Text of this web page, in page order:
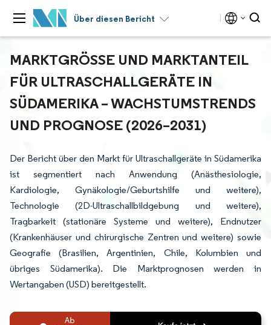
Über diesen Bericht
MARKTGRÖSSE UND MARKTANTEIL F
ÜR ULTRASCHALLGERÄTE IN S
ÜDAMERIKA – WACHSTUMSTRENDS U
ND PROGNOSE (2026–2031)
Der Bericht über den Markt für Ultraschallgeräte in Südamerika
ist segmentiert nach Anwendung (Anästhesiologie,
Kardiologie, Gynäkologie/Geburtshilfe und weitere),
Technologie (2D-Ultraschallbildgebung und weitere),
Tragbarkeit (stationäre Systeme und weitere), Endnutzer
(Krankenhäuser und chirurgische Zentren und weitere) sowie
Geografie (Brasilien, Argentinien, Chile, Kolumbien und
übriges Südamerika). Die Marktprognosen werden in
Wertangaben (USD) bereitgestellt.